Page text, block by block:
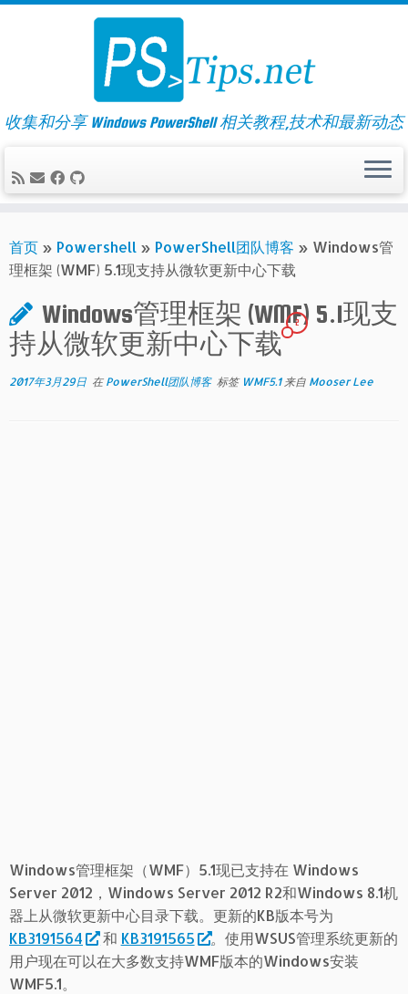
Skip
收集和分享 Windows PowerShell 相关教程,技术和最新动态
首页 » Powershell » PowerShell团队博客 » Windows管
理框架 (WMF) 5.1现支持从微软更新中心下载
Windows管理框架 (WMF) 5.1现支
持从微软更新中心下载
2
2017年3月29日 在 PowerShell团队博客 标签 WMF5.1 来自 Mooser Lee
Windows管理框架（WMF）5.1现已支持在 Windows
Server 2012，Windows Server 2012 R2和Windows 8.1机
器上从微软更新中心目录下载。更新的KB版本号为
KB3191564
和 KB3191565
。使用WSUS管理系统更新的
用户现在可以在大多数支持WMF版本的Windows安装
WMF5.1。